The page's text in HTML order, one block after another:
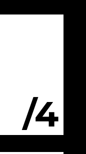
/4